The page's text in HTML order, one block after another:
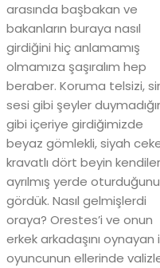
arasında başbakan ve
bakanların buraya nasıl
girdiğini hiç anlamamış
olmamıza şaşıralım hep
beraber. Koruma telsizi,
sesi gibi şeyler
gibi içeriye girdiğimizde
beyaz gömlekli, siyah
kravatlı dört beyin
ayrılmış yerde oturduğunu
gördük. Nasıl gelmişlerdi
oraya? Orestes’i ve onun
erkek arkadaşını oynayan
oyuncunun ellerinde